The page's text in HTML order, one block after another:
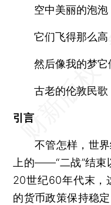
空中美丽的泡泡
它们飞得那么高
然后像我的梦它
古老的伦敦民歌
引言
不管怎样，世界
上的——“二战”结束
20世纪60年代末，
的货币政策保持稳